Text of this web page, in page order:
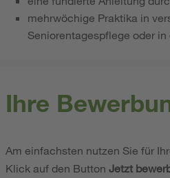
mehrwöchige Praktika in
Seniorentagespflege oder
Ihre
Am einfachsten nutzen Sie für
Klick auf den Button Jetzt